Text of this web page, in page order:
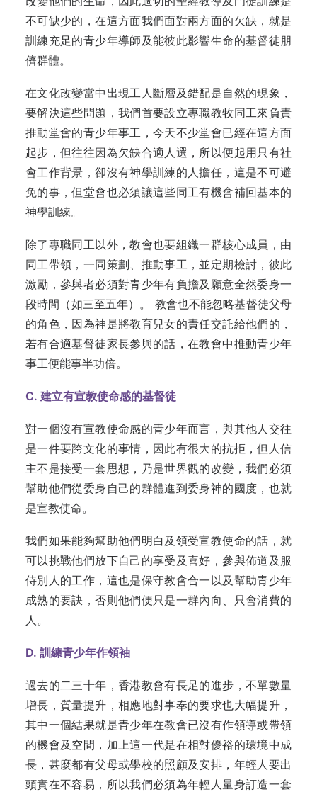
不可缺少的，在這方面我們面對兩方面的欠缺，就是
訓練充足的青少年導師及能彼此影響生命的基督徒朋
儕群體。
在文化改變當中出現工人斷層及錯配是自然的現象，
要解決這些問題，我們首要設立專職教牧同工來負責
推動堂會的青少年事工，今天不少堂會已經在這方面
起步，但往往因為欠缺合適人選，所以便起用只有社
會工作背景，卻沒有神學訓練的人擔任，這是不可避
免的事，但堂會也必須讓這些同工有機會補回基本的
神學訓練。
除了專職同工以外，教會也要組織一群核心成員，由
同工帶領，一同策劃、推動事工，並定期檢討，彼此
激勵，參與者必須對青少年有負擔及願意全然委身一
段時間（如三至五年）。 教會也不能忽略基督徒父母
的角色，因為神是將教育兒女的責任交託給他們的，
若有合適基督徒家長參與的話，在教會中推動青少年
事工便能事半功倍。
C. 建立有宣教使命感的基督徒
對一個沒有宣教使命感的青少年而言，與其他人交往
是一件要跨文化的事情，因此有很大的抗拒，但人信
主不是接受一套思想，乃是世界觀的改變，我們必須
幫助他們從委身自己的群體進到委身神的國度，也就
是宣教使命。
我們如果能夠幫助他們明白及領受宣教使命的話，就
可以挑戰他們放下自己的享受及喜好，參與佈道及服
侍別人的工作，這也是保守教會合一以及幫助青少年
成熟的要訣，否則他們便只是一群內向、只會消費的
人。
D. 訓練青少年作領袖
過去的二三十年，香港教會有長足的進步，不單數量
增長，質量提升，相應地對事奉的要求也大幅提升，
其中一個結果就是青少年在教會已沒有作領導或帶領
的機會及空間，加上這一代是在相對優裕的環境中成
長，甚麼都有父母或學校的照顧及安排，年輕人要出
頭實在不容易，所以我們必須為年輕人量身訂造一套